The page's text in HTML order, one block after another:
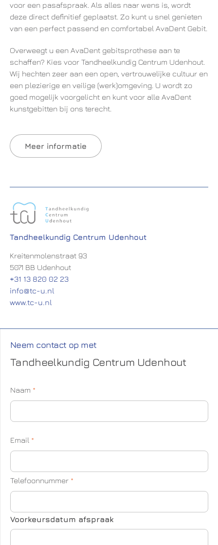
voor een pasafspraak. Als alles naar wens is, wordt
deze direct definitief geplaatst. Zo kunt u snel genieten
van een perfect passend en comfortabel AvaDent Gebit.
Overweegt u een AvaDent gebitsprothese aan te
schaffen? Kies voor Tandheelkundig Centrum Udenhout.
Wij hechten zeer aan een open, vertrouwelijke cultuur en
een plezierige en veilige (werk)omgeving. U wordt zo
goed mogelijk voorgelicht en kunt voor alle AvaDent
kunstgebitten bij ons terecht.
Meer informatie
Tandheelkundig Centrum Udenhout
Kreitenmolenstraat 93
5071 BB Udenhout
+31 13 820 02 23
info@tc-u.nl
www.tc-u.nl
Neem contact op met
Tandheelkundig Centrum Udenhout
Naam *
Email *
Telefoonnummer *
Voorkeursdatum afspraak